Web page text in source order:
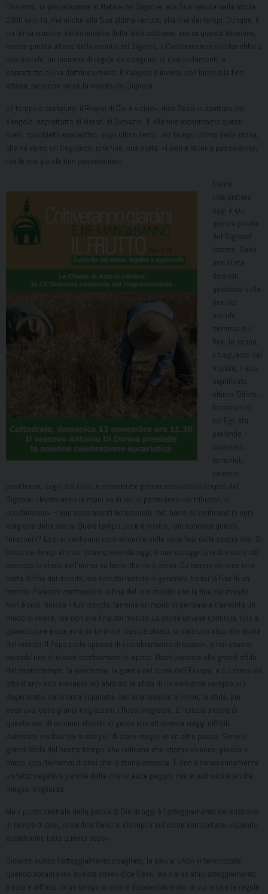
l’Avvento, in preparazione al Natale del Signore, alla Sua venuta nella storia
2000 anni fa, ma anche alla Sua ultima venuta, alla fine dei tempi. Dunque, è
un tema cruciale, determinante della fede cristiana: senza questa tensione,
senza questa attesa della venuta del Signore, il Cristianesimo si ridurrebbe a
una morale, un insieme di regole da eseguire, di comandamenti, e
soprattutto a una dottrina umana. Il Vangelo è invece, dall’inizio alla fine,
attesa, tensione verso la venuta del Signore.
«Il tempo è compiuto, il Regno di Dio è vicino», dice Gesù in apertura del
Vangelo, soprattutto di Marco, di Giovanni. E alla fine incontriamo questi
brani, cosiddetti apocalittici, sugli ultimi tempi, sul tempo ultimo della storia,
che va verso un traguardo, una fine, una meta: «I cieli e la terra passeranno,
ma le mie parole non passeranno».
Come
interpretare
oggi e qui
questa parola
del Signore?
Intanto, Gesù
non ci sta
dicendo
qualcosa sulla
fine del
mondo,
semmai sul
fine, lo scopo,
il traguardo del
mondo, il suo
significato
ultimo. Difatti, i
fenomeni di
cui Egli sta
parlando –
catastrofi,
terremoti,
carestie,
pestilenze, segni dal cielo, e soprattutto persecuzioni dei discepoli del
Signore: «Metteranno le mani su di voi, vi porteranno nei tribunali, vi
uccideranno» – non sono eventi eccezionali, rari, bensì si verificano in ogni
stagione della storia. Quale tempo, pure il nostro, non conosce questi
fenomeni? Essi si verificano normalmente nelle varie fasi della nostra vita. Si
tratta dei tempi di crisi: stiamo vivendo oggi, e non da oggi, uno di essi, e chi
conosce la storia dell’uomo sa bene che ne è piena. Da tempo viviamo una
sorta di fine del mondo, ma non del mondo in generale, bensì la fine di un
mondo. Parecchi confondono la fine del loro mondo con la fine del mondo.
Non è così: finisce il tuo mondo, termina un modo di pensare e tramonta un
modo di vivere, ma non è la fine del mondo. La storia umana continua, fino a
quando pure essa avrà un termine. Gesù è chiaro, ci sarà uno stop alla storia
del mondo. Il Papa parla spesso di «cambiamento di epoca», e noi stiamo
vivendo uno di questi cambiamenti di epoca. Basti pensare alle grandi sfide
del nostro tempo: la pandemia, la guerra nel cuore dell’Europa, a cui ormai da
ottant’anni non eravamo più abituati; la sfida di un ambiente sempre più
degenerato, della terra inquinata, dell’aria tossica; e infine, la sfida, per
esempio, delle grandi migrazioni, i flussi migratori. E’ notizia ancora di
queste ore, di continui sbarchi di gente che attraversa viaggi difficili,
durissimi, rischiando la vita pur di stare meglio in un altro paese. Sono le
grandi sfide del nostro tempo, che indicano che stiamo vivendo, piaccia o
meno, uno dei tempi di crisi che la storia conosce. E non è necessariamente
un fatto negativo, perché dalla crisi si esce peggio, ma si può uscire anche
meglio, migliorati.
Ma il punto centrale della parola di Dio di oggi è l’atteggiamento del cristiano
in tempo di crisi, cosa dice Gesù ai discepoli sul come comportarsi «quando
accadranno tutte queste cose».
Diciamo subito l’atteggiamento sbagliato, la paura: «Non vi terrorizzate
quando accadranno queste cose» dice Gesù. Ma c’è un altro atteggiamento
errato e diffuso: in un tempo di crisi e disorientamento, in cui anche le regole